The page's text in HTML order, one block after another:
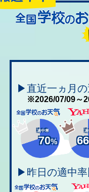
▶直近一ヵ月
※2026/07/09～
適中率
70%
適
▶昨日の適中率